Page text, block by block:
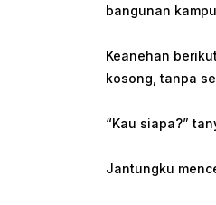
bangunan
Keanehan
kosong, tanpa
“Kau siapa?”
Jantungku